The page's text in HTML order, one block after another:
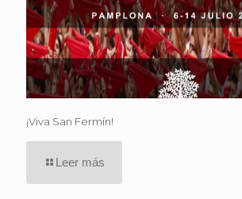
¡Viva San Fermín!
Leer más